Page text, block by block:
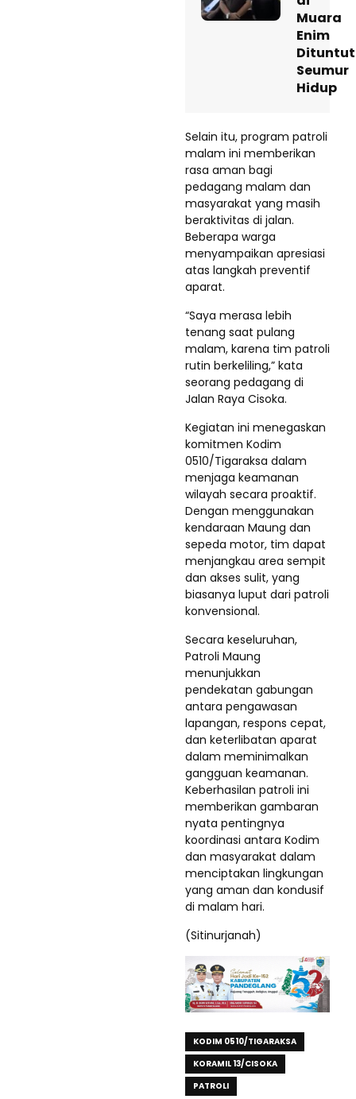
Muara
Enim
Dituntut
Seumur
Hidup
Selain itu, program patroli
malam ini memberikan
rasa aman bagi
pedagang malam dan
masyarakat yang masih
beraktivitas di jalan.
Beberapa warga
menyampaikan apresiasi
atas langkah preventif
aparat.
“Saya merasa lebih
tenang saat pulang
malam, karena tim patroli
rutin berkeliling,” kata
seorang pedagang di
Jalan Raya Cisoka.
Kegiatan ini menegaskan
komitmen Kodim
0510/Tigaraksa dalam
menjaga keamanan
wilayah secara proaktif.
Dengan menggunakan
kendaraan Maung dan
sepeda motor, tim dapat
menjangkau area sempit
dan akses sulit, yang
biasanya luput dari patroli
konvensional.
Secara keseluruhan,
Patroli Maung
menunjukkan
pendekatan gabungan
antara pengawasan
lapangan, respons cepat,
dan keterlibatan aparat
dalam meminimalkan
gangguan keamanan.
Keberhasilan patroli ini
memberikan gambaran
nyata pentingnya
koordinasi antara Kodim
dan masyarakat dalam
menciptakan lingkungan
yang aman dan kondusif
di malam hari.
(Sitinurjanah)
KODIM 0510/TIGARAKSA
KORAMIL 13/CISOKA
PATROLI